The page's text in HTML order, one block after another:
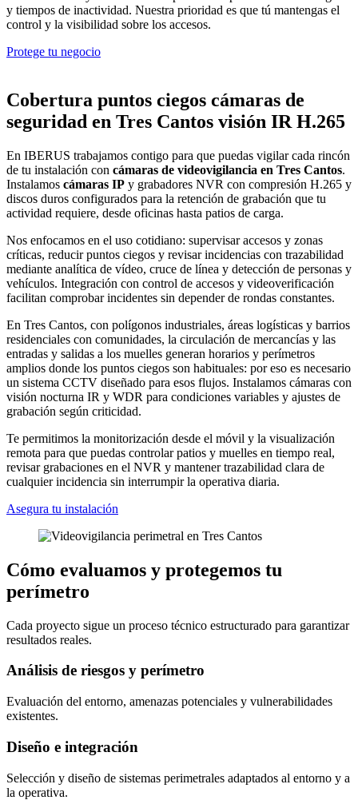
y tiempos de inactividad. Nuestra prioridad es que tú mantengas el
control y la visibilidad sobre los accesos.
Protege tu negocio
Cobertura puntos ciegos cámaras de
seguridad en Tres Cantos visión IR H.265
En IBERUS trabajamos contigo para que puedas vigilar cada rincón
de tu instalación con cámaras de videovigilancia en Tres Cantos.
Instalamos cámaras IP y grabadores NVR con compresión H.265 y
discos duros configurados para la retención de grabación que tu
actividad requiere, desde oficinas hasta patios de carga.
Nos enfocamos en el uso cotidiano: supervisar accesos y zonas
críticas, reducir puntos ciegos y revisar incidencias con trazabilidad
mediante analítica de vídeo, cruce de línea y detección de personas y
vehículos. Integración con control de accesos y videoverificación
facilitan comprobar incidentes sin depender de rondas constantes.
En Tres Cantos, con polígonos industriales, áreas logísticas y barrios
residenciales con comunidades, la circulación de mercancías y las
entradas y salidas a los muelles generan horarios y perímetros
amplios donde los puntos ciegos son habituales: por eso es necesario
un sistema CCTV diseñado para esos flujos. Instalamos cámaras con
visión nocturna IR y WDR para condiciones variables y ajustes de
grabación según criticidad.
Te permitimos la monitorización desde el móvil y la visualización
remota para que puedas controlar patios y muelles en tiempo real,
revisar grabaciones en el NVR y mantener trazabilidad clara de
cualquier incidencia sin interrumpir la operativa diaria.
Asegura tu instalación
Cómo evaluamos y protegemos tu
perímetro
Cada proyecto sigue un proceso técnico estructurado para garantizar
resultados reales.
Análisis de riesgos y perímetro
Evaluación del entorno, amenazas potenciales y vulnerabilidades
existentes.
Diseño e integración
Selección y diseño de sistemas perimetrales adaptados al entorno y a
la operativa.